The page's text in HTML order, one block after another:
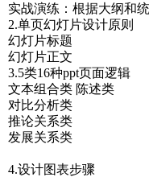
实战演练：根据大纲和
2.单页幻灯片设计原则
幻灯片标题
幻灯片正文
3.5类16种ppt页面逻辑
文本组合类 陈述类
对比分析类
推论关系类
发展关系类
4.设计图表步骤